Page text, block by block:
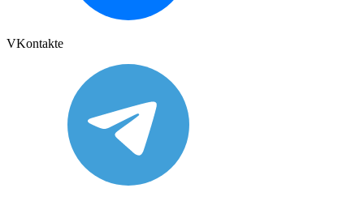
VKontakte